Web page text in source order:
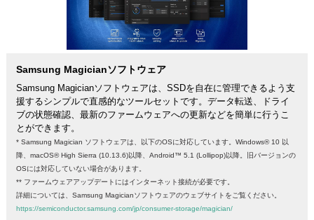
Samsung Magicianソフトウェア
Samsung Magicianソフトウェアは、SSDを自在に管理できるよう支
援するシンプルで直感的なツールセットです。データ転送、ドライ
ブの状態確認、最新のファームウェアへの更新などを簡単に行うこ
とができます。
* Samsung Magician ソフトウェアは、以下のOSに対応しています。Windows® 10 以
降、macOS® High Sierra (10.13.6)以降、Android™ 5.1 (Lollipop)以降。旧バージョンの
OSには対応していない場合があります。
** ファームウェアアップデートにはインターネット接続が必要です。
詳細については、Samsung Magicianソフトウェアのウェブサイトをご覧ください。
https://semiconductor.samsung.com/jp/consumer-storage/magician/